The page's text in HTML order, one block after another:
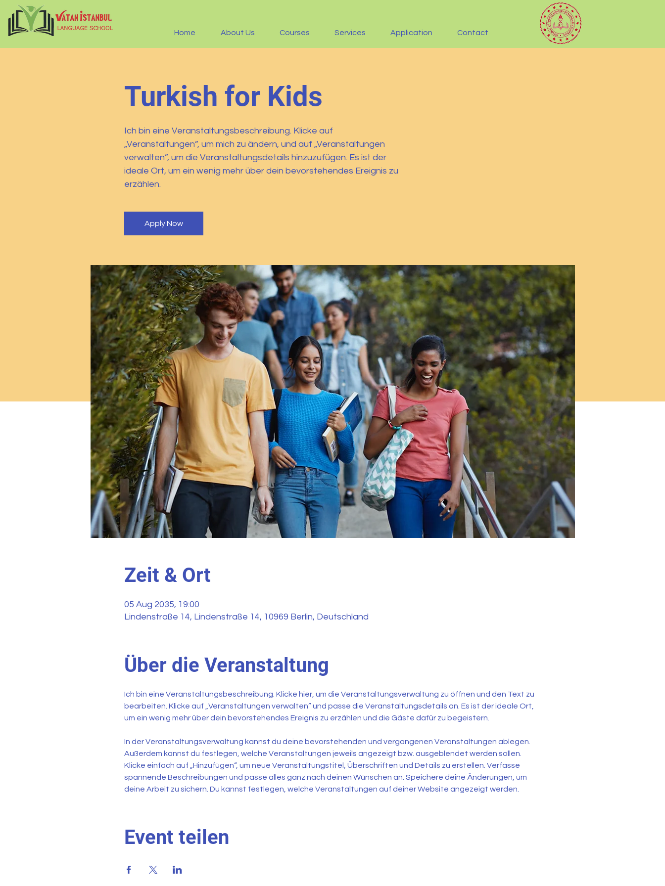
Home About Us Courses Services Application Contact
Turkish for Kids
Ich bin eine Veranstaltungsbeschreibung. Klicke auf
„Veranstaltungen”, um mich zu ändern, und auf „Veranstaltungen
verwalten”, um die Veranstaltungsdetails hinzuzufügen. Es ist der
ideale Ort, um ein wenig mehr über dein bevorstehendes Ereignis zu
erzählen.
Apply Now
Zeit & Ort
05 Aug 2035, 19:00
Lindenstraße 14, Lindenstraße 14, 10969 Berlin, Deutschland
Über die Veranstaltung
Ich bin eine Veranstaltungsbeschreibung. Klicke hier, um die Veranstaltungsverwaltung zu öffnen und den Text zu
bearbeiten. Klicke auf „Veranstaltungen verwalten” und passe die Veranstaltungsdetails an. Es ist der ideale Ort,
um ein wenig mehr über dein bevorstehendes Ereignis zu erzählen und die Gäste dafür zu begeistern.
In der Veranstaltungsverwaltung kannst du deine bevorstehenden und vergangenen Veranstaltungen ablegen.
Außerdem kannst du festlegen, welche Veranstaltungen jeweils angezeigt bzw. ausgeblendet werden sollen.
Klicke einfach auf „Hinzufügen“, um neue Veranstaltungstitel, Überschriften und Details zu erstellen. Verfasse
spannende Beschreibungen und passe alles ganz nach deinen Wünschen an. Speichere deine Änderungen, um
deine Arbeit zu sichern. Du kannst festlegen, welche Veranstaltungen auf deiner Website angezeigt werden.
Event teilen